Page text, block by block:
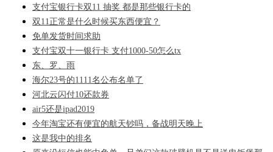
支付宝银行卡双11 抽奖 都是那些银行卡的
双11正常是什么时候买东西便宜？
免单发货时间求助
支付宝双十一银行卡 支付1000-50怎么tx
东、罗、雨
海尔23号的1111名公布名单了
河北云闪付10还款券
air5还是ipad2019
今年淘宝还有便宜的航天钞吗，备战明天晚上
这是我中的排名